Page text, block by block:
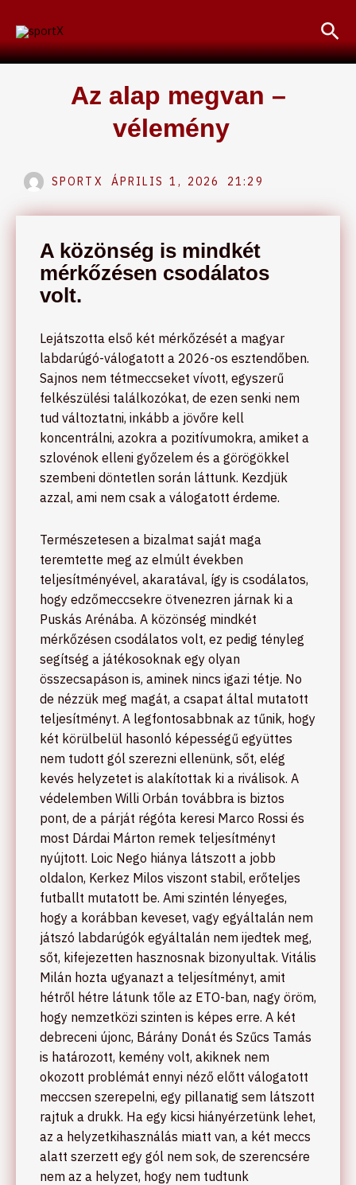
content
Az alap megvan –
vélemény
SPORTX ÁPRILIS 1, 2026 21:29
A közönség is mindkét
mérkőzésen csodálatos
volt.
Lejátszotta első két mérkőzését a magyar
labdarúgó-válogatott a 2026-os esztendőben.
Sajnos nem tétmeccseket vívott, egyszerű
felkészülési találkozókat, de ezen senki nem
tud változtatni, inkább a jövőre kell
koncentrálni, azokra a pozitívumokra, amiket a
szlovénok elleni győzelem és a görögökkel
szembeni döntetlen során láttunk. Kezdjük
azzal, ami nem csak a válogatott érdeme.
Természetesen a bizalmat saját maga
teremtette meg az elmúlt években
teljesítményével, akaratával, így is csodálatos,
hogy edzőmeccsekre ötvenezren járnak ki a
Puskás Arénába. A közönség mindkét
mérkőzésen csodálatos volt, ez pedig tényleg
segítség a játékosoknak egy olyan
összecsapáson is, aminek nincs igazi tétje. No
de nézzük meg magát, a csapat által mutatott
teljesítményt. A legfontosabbnak az tűnik, hogy
két körülbelül hasonló képességű együttes
nem tudott gól szerezni ellenünk, sőt, elég
kevés helyzetet is alakítottak ki a riválisok. A
védelemben Willi Orbán továbbra is biztos
pont, de a párját régóta keresi Marco Rossi és
most Dárdai Márton remek teljesítményt
nyújtott. Loic Nego hiánya látszott a jobb
oldalon, Kerkez Milos viszont stabil, erőteljes
futballt mutatott be. Ami szintén lényeges,
hogy a korábban keveset, vagy egyáltalán nem
játszó labdarúgók egyáltalán nem ijedtek meg,
sőt, kifejezetten hasznosnak bizonyultak. Vitális
Milán hozta ugyanazt a teljesítményt, amit
hétről hétre látunk tőle az ETO-ban, nagy öröm,
hogy nemzetközi szinten is képes erre. A két
debreceni újonc, Bárány Donát és Szűcs Tamás
is határozott, kemény volt, akiknek nem
okozott problémát ennyi néző előtt válogatott
meccsen szerepelni, egy pillanatig sem látszott
rajtuk a drukk. Ha egy kicsi hiányérzetünk lehet,
az a helyzetkihasználás miatt van, a két meccs
alatt szerzett egy gól nem sok, de szerencsére
nem az a helyzet, hogy nem tudtunk